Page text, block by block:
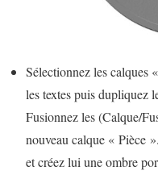
Sélectionnez les
les textes puis dupliquez
Fusionnez les (Calque/
nouveau calque « Pièce
et créez lui une ombre